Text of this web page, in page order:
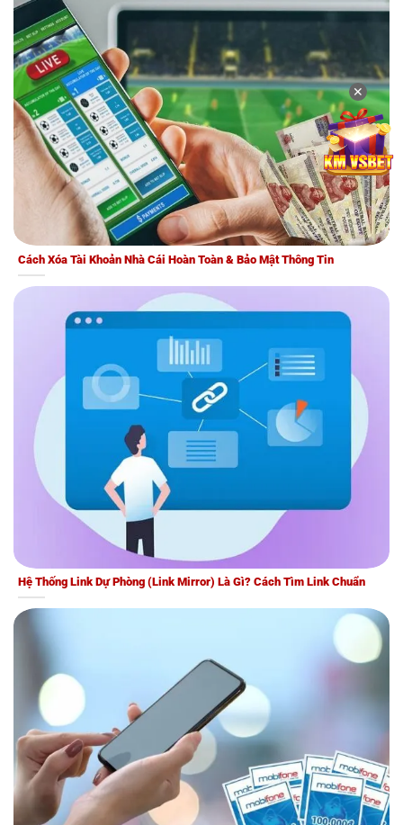
Cách Xóa Tài Khoản Nhà Cái Hoàn Toàn & Bảo Mật Thông Tin
Hệ Thống Link Dự Phòng (Link Mirror) Là Gì? Cách Tìm Link Chuẩn
✕